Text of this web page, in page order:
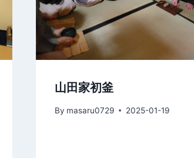
山田家初釜
By masaru0729 2025-01-19